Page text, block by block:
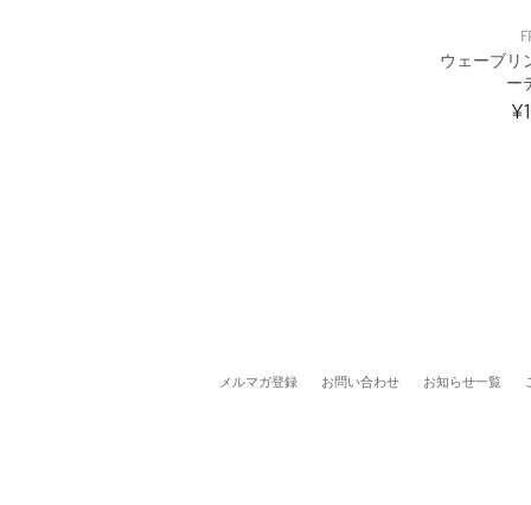
ウェーブリ
ー
メルマガ登録 お問い合わせ お知らせ一覧